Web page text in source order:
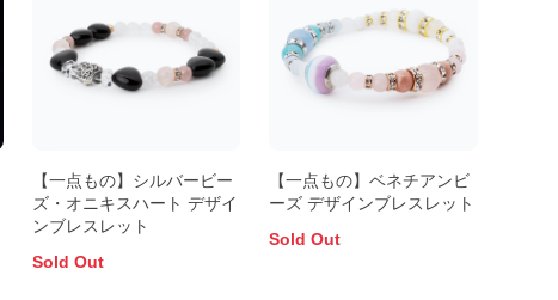
【一点もの】シルバービー
ズ・オニキスハート デザイ
ンブレスレット
Sold Out
【一点もの】ベネチアンビ
ーズ デザインブレスレット
Sold Out